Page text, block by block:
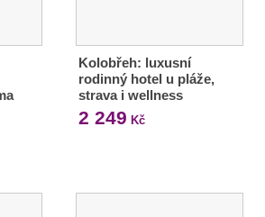
Kolobřeh: luxusní
rodinný hotel u pláže,
strava i wellness
2 249 Kč